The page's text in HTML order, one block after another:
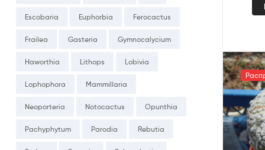
Escobaria Euphorbia Ferocactus
Frailea Gasteria Gymnocalycium
Haworthia Lithops Lobivia
Lophophora Mammillaria
Neoporteria Notocactus Opunthia
Pachyphytum Parodia Rebutia